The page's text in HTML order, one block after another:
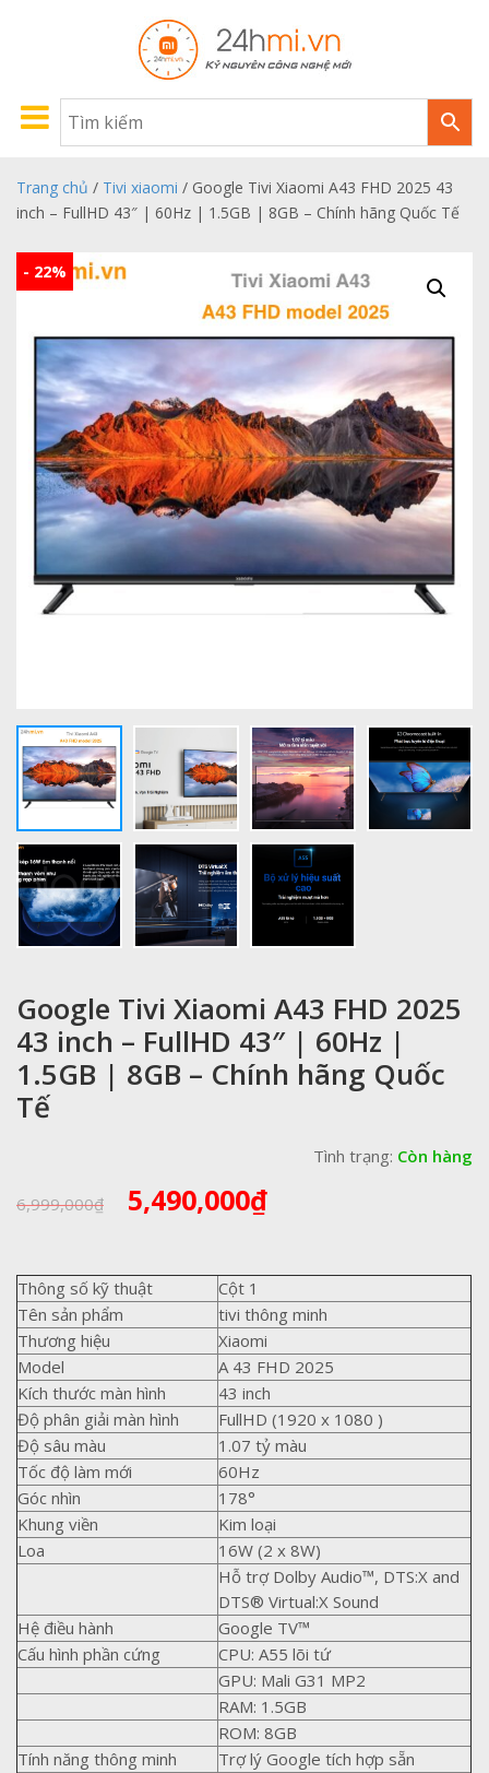
Trang chủ / Tivi xiaomi / Google Tivi Xiaomi A43 FHD 2025 43
inch – FullHD 43″ | 60Hz | 1.5GB | 8GB – Chính hãng Quốc Tế
- 22%
Google Tivi Xiaomi A43 FHD 2025
43 inch – FullHD 43″ | 60Hz |
1.5GB | 8GB – Chính hãng Quốc
Tế
Tình trạng: Còn hàng
6,999,000₫ Giá
gốc
6,999,000₫.
5,490,000₫Giá
là:
5,490,000₫.
Thông số kỹ thuật
Cột 1
Tên sản phẩm
tivi thông minh
Thương hiệu
Xiaomi
Model
A 43 FHD 2025
Kích thước màn hình
43 inch
Độ phân giải màn hình
FullHD (1920 x 1080 )
Độ sâu màu
1.07 tỷ màu
Tốc độ làm mới
60Hz
Góc nhìn
178°
Khung viền
Kim loại
Loa
16W (2 x 8W)
Hỗ trợ Dolby Audio™, DTS:X and
DTS® Virtual:X Sound
Hệ điều hành
Google TV™
Cấu hình phần cứng
CPU: A55 lõi tứ
GPU: Mali G31 MP2
RAM: 1.5GB
ROM: 8GB
Tính năng thông minh
Trợ lý Google tích hợp sẵn